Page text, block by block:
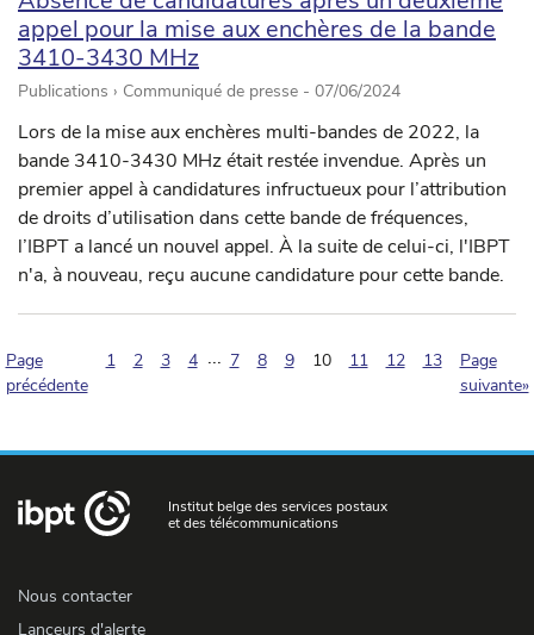
appel pour la mise aux enchères de la bande
3410-3430 MHz
Publications › Communiqué de presse - 07/06/2024
Lors de la mise aux enchères multi-bandes de 2022, la
bande 3410-3430 MHz était restée invendue. Après un
premier appel à candidatures infructueux pour l’attribution
de droits d’utilisation dans cette bande de fréquences,
l’IBPT a lancé un nouvel appel. À la suite de celui-ci, l'IBPT
n'a, à nouveau, reçu aucune candidature pour cette bande.
Page
précédente
1 2 3 4 ... 7 8 9 10(pagination.current)
11 12 13
Page
suivante»
Institut belge des services postaux
et des télécommunications
Nous contacter
Lanceurs d'alerte